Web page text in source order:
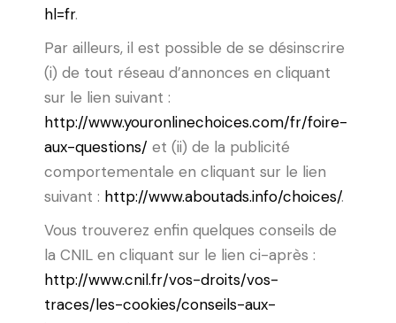
hl=fr.
Par ailleurs, il est possible de se désinscrire
(i) de tout réseau d’annonces en cliquant
sur le lien suivant :
http://www.youronlinechoices.com/fr/foire-
aux-questions/ et (ii) de la publicité
comportementale en cliquant sur le lien
suivant : http://www.aboutads.info/choices/.
Vous trouverez enfin quelques conseils de
la CNIL en cliquant sur le lien ci-après :
http://www.cnil.fr/vos-droits/vos-
traces/les-cookies/conseils-aux-